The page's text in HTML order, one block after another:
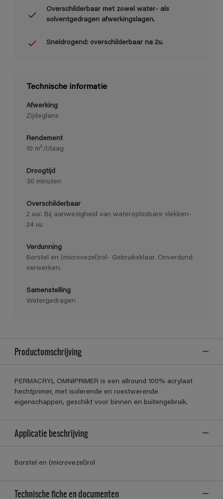
Overschilderbaar met zowel water- als
solventgedragen afwerkingslagen.
Sneldrogend: overschilderbaar na 2u.
Technische informatie
Afwerking
Zijdeglans
Rendement
10 m²/l/laag
Droogtijd
30 minuten
Overschilderbaar
2 uur. Bij aanwezigheid van wateroplosbare vlekken-
24 uu
Verdunning
Borstel en (microvezel)rol- Gebruiksklaar. Onverdund
verwerken.
Samenstelling
Watergedragen
Productomschrijving
PERMACRYL OMNIPRIMER is een allround 100% acrylaat
hechtprimer, met isolerende en roestwerende
eigenschappen, geschikt voor binnen en buitengebruik.
Applicatie beschrijving
Borstel en (microvezel)rol
Technische fiche en documenten